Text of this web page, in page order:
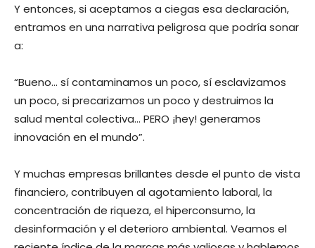
Y entonces, si aceptamos a ciegas esa declaración,
entramos en una narrativa peligrosa que podría sonar
a:
“Bueno… sí contaminamos un poco, sí esclavizamos
un poco, si precarizamos un poco y destruimos la
salud mental colectiva… PERO ¡hey! generamos
innovación en el mundo”.
Y muchas empresas brillantes desde el punto de vista
financiero, contribuyen al agotamiento laboral, la
concentración de riqueza, el hiperconsumo, la
desinformación y el deterioro ambiental. Veamos el